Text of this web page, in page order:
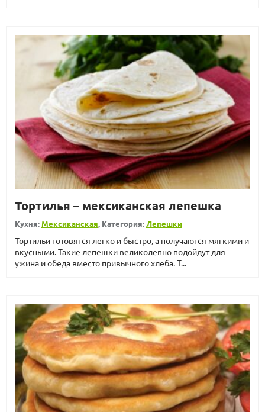
Тортилья – мексиканская лепешка
Кухня:Мексиканская, Категория:Лепешки
Тортильи готовятся легко и быстро, а получаются мягкими и
вкусными. Такие лепешки великолепно подойдут для
ужина и обеда вместо привычного хлеба. Т...